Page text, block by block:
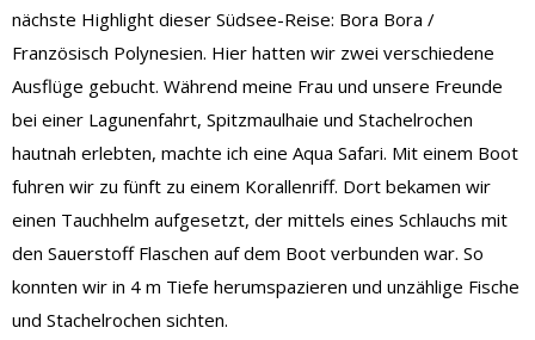
nächste Highlight dieser Südsee-Reise: Bora Bora /
Französisch Polynesien. Hier hatten wir zwei verschiedene
Ausflüge gebucht. Während meine Frau und unsere Freunde
bei einer Lagunenfahrt, Spitzmaulhaie und Stachelrochen
hautnah erlebten, machte ich eine Aqua Safari. Mit einem Boot
fuhren wir zu fünft zu einem Korallenriff. Dort bekamen wir
einen Tauchhelm aufgesetzt, der mittels eines Schlauchs mit
den Sauerstoff Flaschen auf dem Boot verbunden war. So
konnten wir in 4 m Tiefe herumspazieren und unzählige Fische
und Stachelrochen sichten.